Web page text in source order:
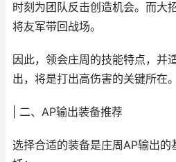
时刻为团队反击创造机会。而大
将友军带回战场。
因此，领会庄周的技能特点，并
出，将是打出高伤害的关键所在。
| 二、AP输出装备推荐
选择合适的装备是庄周AP输出